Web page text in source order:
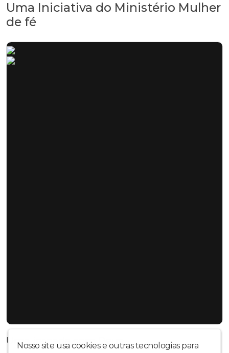
Uma Iniciativa do Ministério Mulher
de fé
Uma jornada com Deus
Nosso site usa cookies e outras tecnologias para